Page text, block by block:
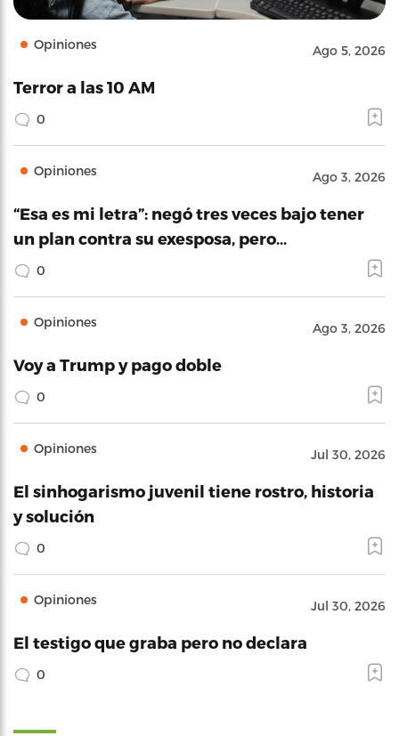
Opiniones Ago 5, 2026
Terror a las 10 AM
0
Opiniones Ago 3, 2026
“Esa es mi letra”: negó tres veces bajo tener
un plan contra su exesposa, pero…
0
Opiniones Ago 3, 2026
Voy a Trump y pago doble
0
Opiniones Jul 30, 2026
El sinhogarismo juvenil tiene rostro, historia
y solución
0
Opiniones Jul 30, 2026
El testigo que graba pero no declara
0